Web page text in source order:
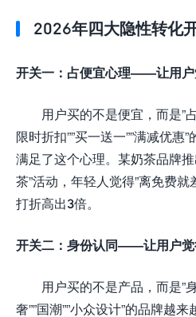
2026年四大隐性转化
开关一：占便宜心理——让用户
用户买的不是便宜，而是”
限时折扣””买一送一””满减优惠
满足了这个心理。某奶茶品牌
茶”活动，年轻人觉得”离免费
打折高出3倍。
开关二：身份认同——让用户觉
用户买的不是产品，而是”
奢””国潮””小众设计”的品牌越